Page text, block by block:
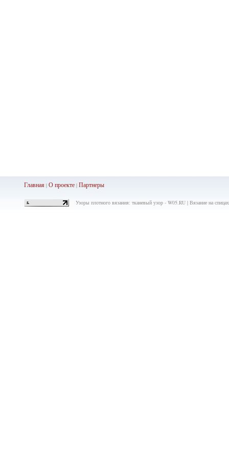
Главная| О проекте| Партнеры
Узоры плотного вязания: тканевый узор - W05.RU | Вязание на